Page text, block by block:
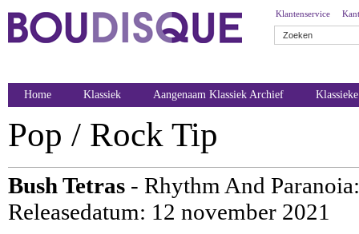
Klantenservice
Home Klassiek Aangenaam Klassiek Archief
Pop / Rock Tip
Bush Tetras - Rhythm And
Releasedatum: 12 november 2021